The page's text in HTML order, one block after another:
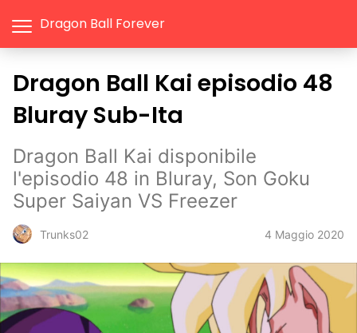
Dragon Ball Forever
Dragon Ball Kai episodio 48
Bluray Sub-Ita
Dragon Ball Kai disponibile
l'episodio 48 in Bluray, Son Goku
Super Saiyan VS Freezer
Trunks02 4 Maggio 2020